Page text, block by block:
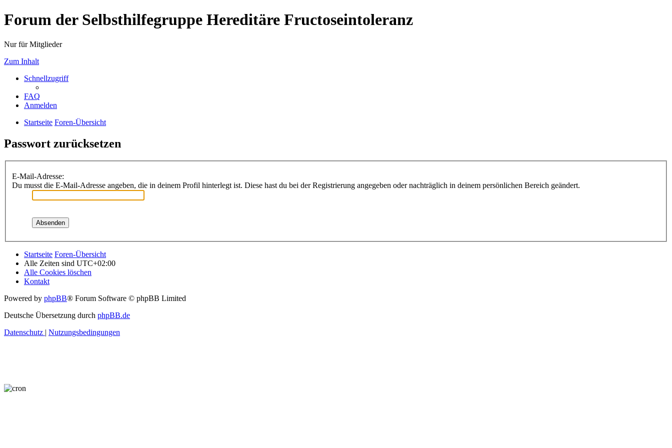
Forum der Selbsthilfegruppe Hereditäre Fructoseintoleranz
Nur für Mitglieder
Zum Inhalt
Schnellzugriff
FAQ
Anmelden
Startseite Foren-Übersicht
Passwort zurücksetzen
E-Mail-Adresse:
Du musst die E-Mail-Adresse angeben, die in deinem Profil hinterlegt ist. Diese hast du bei der Registrierung angegeben oder nachträglich in deinem persönlichen Bereich geändert.
Startseite Foren-Übersicht
Alle Zeiten sind UTC+02:00
Alle Cookies löschen
Kontakt
Powered by phpBB® Forum Software © phpBB Limited
Deutsche Übersetzung durch phpBB.de
Datenschutz | Nutzungsbedingungen